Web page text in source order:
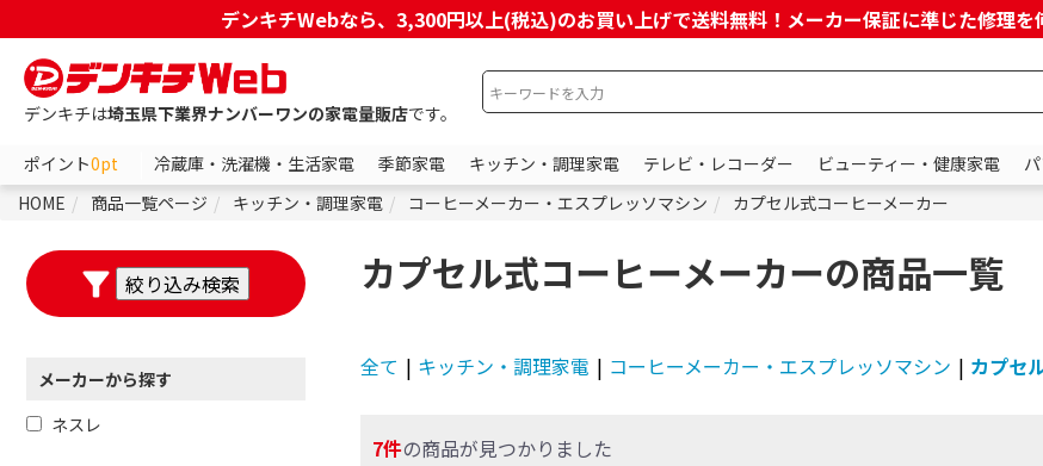
デンキチWebなら、3,300円以上(税込)のお買い上げで送料無料！メーカー保証に準じた修理を
デンキチは埼玉県下業界ナンバーワンの家電量販店です。
ポイント0pt 冷蔵庫・洗濯機・生活家電 季節家電 キッチン・調理家電 テレビ・レコーダー ビューティー・健康家電
HOME
商品一覧ページ キッチン・調理家電 コーヒーメーカー・エスプレッソマシン カプセル式コーヒーメーカー
カプセル式コーヒーメーカーの商品一覧
全て | キッチン・調理家電 | コーヒーメーカー・エスプレッソマシン | カプセ
7件の商品が見つかりました
メーカーから探す
ネスレ